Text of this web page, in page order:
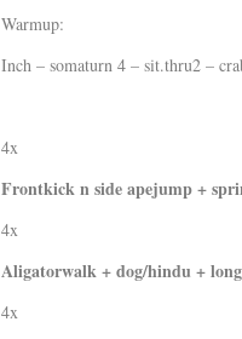
Warmup:
Inch – somaturn 4 – sit.thru2 –
4x
Frontkick n side apejump +
4x
Aligatorwalk + dog/hindu +
4x